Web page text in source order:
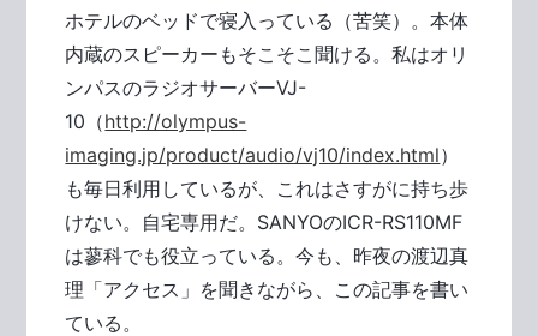
ホテルのベッドで寝入っている（苦笑）。本体
内蔵のスピーカーもそこそこ聞ける。私はオリ
ンパスのラジオサーバーVJ-
10（http://olympus-
imaging.jp/product/audio/vj10/index.html）
も毎日利用しているが、これはさすがに持ち歩
けない。自宅専用だ。SANYOのICR-RS110MF
は蓼科でも役立っている。今も、昨夜の渡辺真
理「アクセス」を聞きながら、この記事を書い
ている。